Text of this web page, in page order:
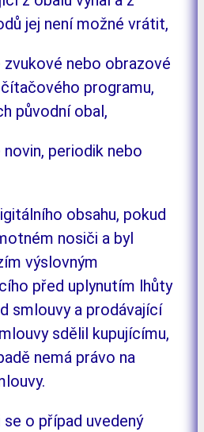
jej není možné vrátit,
nebo obrazové
programu,
původní obal,
periodik nebo
obsahu, pokud
nosiči a byl
výslovným
před uplynutím lhůty
smlouvy a prodávající
sdělil kupujícímu,
nemá právo na
o případ uvedený